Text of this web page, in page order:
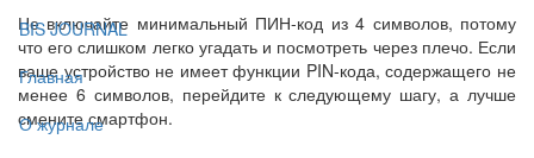
BIS JOURNAL
Главная
О журнале
Не включайте минимальный ПИН-код из 4 символов, потому
что его слишком легко угадать и посмотреть через плечо. Если
ваше устройство не имеет функции PIN-кода, содержащего не
менее 6 символов, перейдите к следующему шагу, а лучше
смените смартфон.